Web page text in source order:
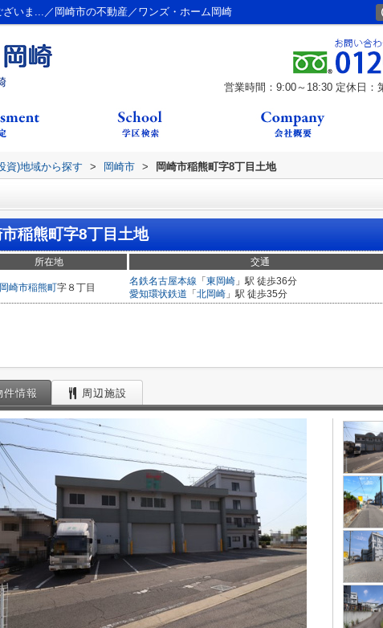
いま...／岡崎市の不動産／ワンズ・ホーム岡崎
営業時間：9:00～18:30 定休日：
資)地域から探す > 岡崎市 > 岡崎市稲熊町字8丁目土地
市稲熊町字8丁目土地
所在地 交通
岡崎市稲熊町字８丁目
名鉄名古屋本線 「 東岡崎 」駅 徒歩36分
愛知環状鉄道 「 北岡崎 」駅 徒歩35分
件情報 周辺施設